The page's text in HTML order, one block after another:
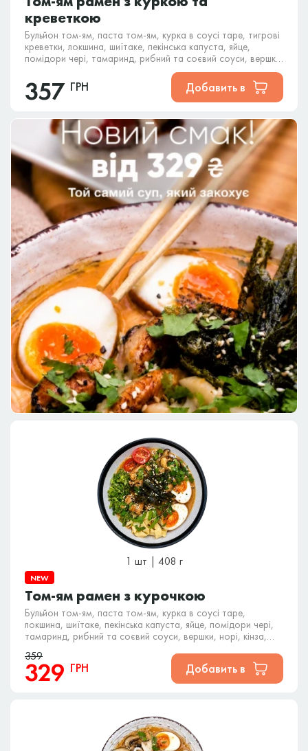
креветкою
Бульйон том-ям, паста том-ям, курка в соусі таре, тигрові
креветки, локшина, шиїтаке, пекінська капуста, яйце,
помідори чері, тамаринд, рибний та соєвий соуси, вершки,
357 ГРН Добавить в
1 шт | 408 г
NEW
Том-ям рамен з курочкою
Бульйон том-ям, паста том-ям, курка в соусі таре,
локшина, шиїтаке, пекінська капуста, яйце, помідори чері,
тамаринд, рибний та соєвий соуси, вершки, норі, кінза,
359
329 ГРН Добавить в